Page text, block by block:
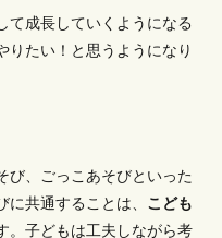
て成長していくようになる
りたい！と思うようになり
び、ごっこあそびといった
共通することは、 こども
。子どもは工夫しながら考